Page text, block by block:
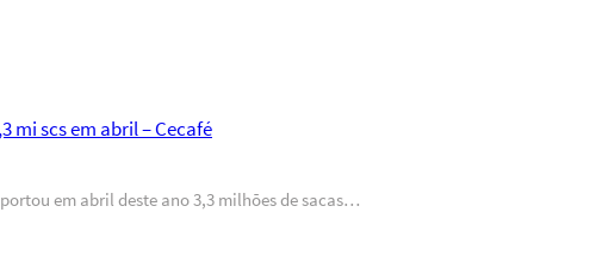
mi scs em abril – Cecafé
em abril deste ano 3,3 milhões de sacas…